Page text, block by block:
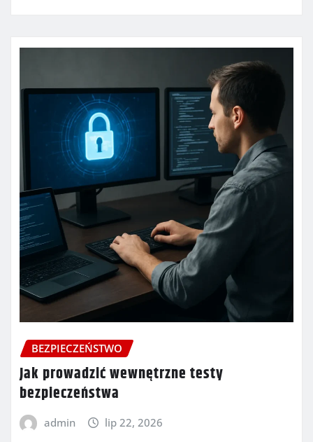
BEZPIECZEŃSTWO
Jak prowadzić wewnętrzne testy
bezpieczeństwa
admin lip 22, 2026